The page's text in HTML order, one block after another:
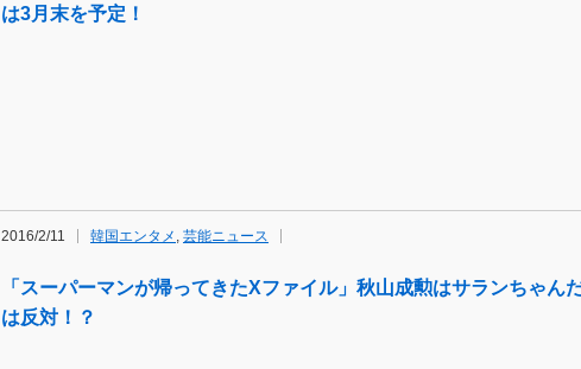
は3月末を予定！
2016/2/11 韓国エンタメ , 芸能ニュース
「スーパーマンが帰ってきたXファイル」秋山成勲はサランちゃん
は反対！？